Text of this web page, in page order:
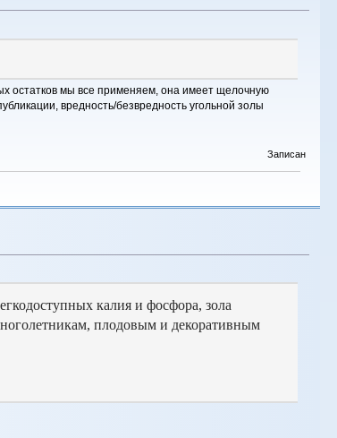
остатков мы все применяем, она имеет щелочную
вредность/безвредность угольной золы
Записан
калия и фосфора, зола
плодовым и декоративным